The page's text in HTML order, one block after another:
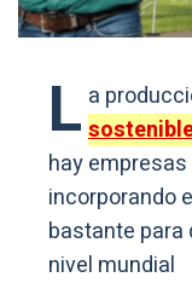
L a
hay
incorporando
bastante para
nivel mundial